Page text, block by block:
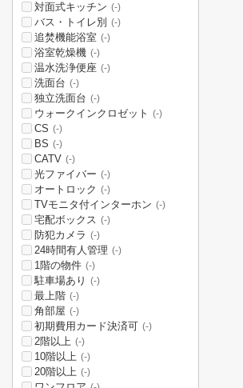
対面式キッチン (-)
バス・トイレ別 (-)
追焚機能浴室 (-)
浴室乾燥機 (-)
温水洗浄便座 (-)
洗面台 (-)
独立洗面台 (-)
ウォークインクロゼット (-)
CS (-)
BS (-)
CATV (-)
光ファイバー (-)
オートロック (-)
TVモニタ付インターホン (-)
宅配ボックス (-)
防犯カメラ (-)
24時間有人管理 (-)
1階の物件 (-)
駐車場あり (-)
最上階 (-)
角部屋 (-)
初期費用カード決済可 (-)
2階以上 (-)
10階以上 (-)
20階以上 (-)